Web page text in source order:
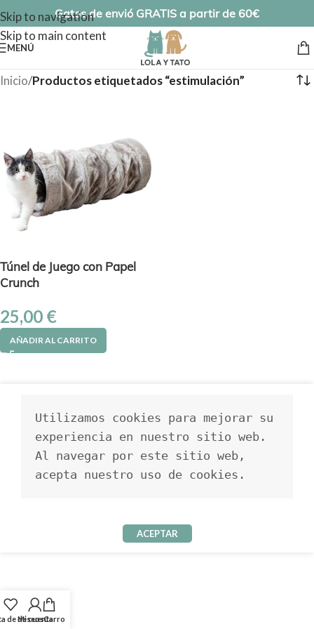
Skip to navigation
Skip to main content
Gatos de envió GRATIS a partir de 60€
MENÚ
Inicio/Productos etiquetados “estimulación”
Túnel de Juego con Papel
Crunch
25,00 €
AÑADIR AL CARRITO
de deseos
Mi cuentaCarro
Utilizamos cookies para mejorar su
experiencia en nuestro sitio web.
Al navegar por este sitio web,
acepta nuestro uso de cookies.
ACEPTAR